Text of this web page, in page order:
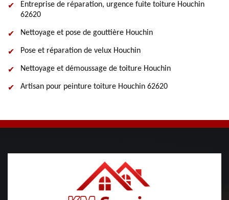
Entreprise de réparation, urgence fuite toiture Houchin
62620
Nettoyage et pose de gouttière Houchin
Pose et réparation de velux Houchin
Nettoyage et démoussage de toiture Houchin
Artisan pour peinture toiture Houchin 62620